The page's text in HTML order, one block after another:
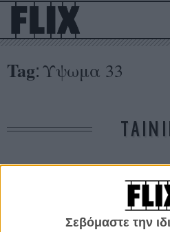
Σεβόμαστε την
Tag: Υψωμα 33
Δε βρέθηκαν σχετικές κριτικές